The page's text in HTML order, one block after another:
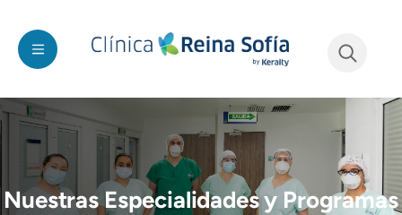
Imagen
Nuestras Especialidades y Programas